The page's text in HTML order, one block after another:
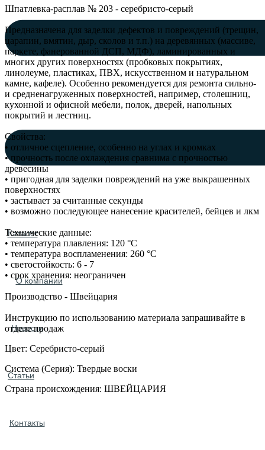
Каталог
О компании
Новости
Статьи
Контакты
Шпатлевка-расплав № 203 - серебристо-серый
Предназначена для заделки дефектов и повреждений (трещин,
царапин, вмятин, дыр, сколов и т.п.) на деревянных (массиве,
паркете, фанерованной ДСП, МДФ), ламинированных и
многих других поверхностях (пробковых покрытиях,
линолеуме, пластиках, ПВХ, искусственном и натуральном
камне, кафеле). Особенно рекомендуется для ремонта сильно‐
и средненагруженных поверхностей, например, столешниц,
кухонной и офисной мебели, полок, дверей, напольных
покрытий и лестниц.
Свойства:
• отличное сцепление, особенно на углах и кромках
• прочность после охлаждения сравнима с прочностью
древесины
• пригодная для заделки повреждений на уже выкрашенных
поверхностях
• застывает за считанные секунды
• возможно последующее нанесение красителей, бейцев и лкм
Технические данные:
• температура плавления: 120 °С
• температура воспламенения: 260 °С
• светостойкость: 6 - 7
• срок хранения: неограничен
Производство - Швейцария
Инструкцию по использованию материала запрашивайте в
отделе продаж
Цвет: Серебристо-серый
Система (Серия): Твердые воски
Страна происхождения: ШВЕЙЦАРИЯ